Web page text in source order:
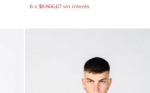
6 x $8.866,67 sin interés